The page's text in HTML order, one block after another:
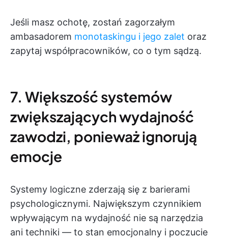
Jeśli masz ochotę, zostań zagorzałym
ambasadorem monotaskingu i jego zalet oraz
zapytaj współpracowników, co o tym sądzą.
7. Większość systemów
zwiększających wydajność
zawodzi, ponieważ ignorują
emocje
Systemy logiczne zderzają się z barierami
psychologicznymi. Największym czynnikiem
wpływającym na wydajność nie są narzędzia
ani techniki — to stan emocjonalny i poczucie